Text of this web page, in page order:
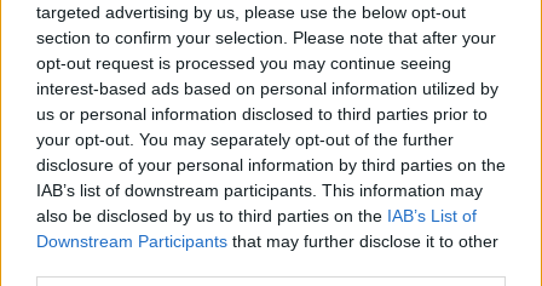
targeted advertising by us, please use the below opt-out
section to confirm your selection. Please note that after your
opt-out request is processed you may continue seeing
interest-based ads based on personal information utilized by
us or personal information disclosed to third parties prior to
your opt-out. You may separately opt-out of the further
disclosure of your personal information by third parties on the
IAB’s list of downstream participants. This information may
also be disclosed by us to third parties on the IAB’s List of
Downstream Participants that may further disclose it to other
Παιδεία| 28.07.2022 22:12
Η ακτινογραφία των βάσεων: «Βουτιά»
σε εκατοντάδες σχολές – Πόσοι έμειναν
εκτός ΑΕΙ – Στις 7.000 οι κενές θέσεις
Τι δείχνουν τα στατιστικά του υπουργείου
Παιδείας